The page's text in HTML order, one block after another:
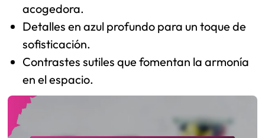
acogedora.
Detalles en azul profundo para un toque de
sofisticación.
Contrastes sutiles que fomentan la armonía
en el espacio.